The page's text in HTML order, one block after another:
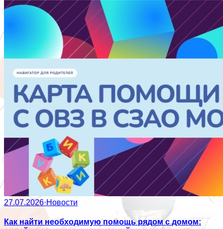
27.07.2026·Новости
Как найти необходимую помощь рядом с домом: